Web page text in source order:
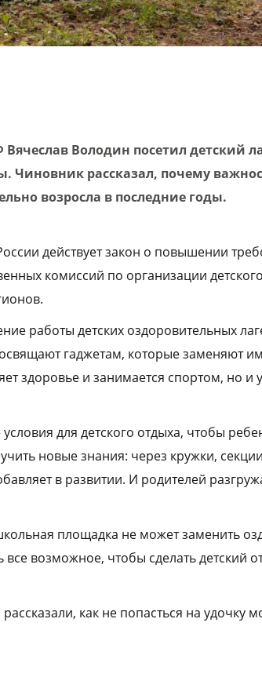
Володин посетил детский
Чиновник рассказал, почему
возросла в последние годы.
действует закон о повышении
комиссий по организации
работы детских оздоровительных
гаджетам, которые заменяют
здоровье и занимается спортом, но и
для детского отдыха, чтобы
новые знания: через кружки,
в развитии. И родителей
площадка не может заменить
все возможное, чтобы сделать детский
как не попасться на удочку